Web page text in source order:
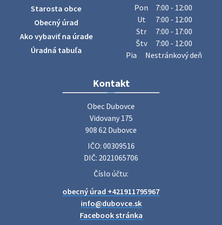
Obecný úrad oznamuje občanom, že v stredu 29. júla 2026
sa v našej obci uskutoční zber železa. Pracovníci Obecného
úradu budú od 8.00 hod. prechádzať obcou a zbierať
železný odpad …
27. júla 2026 06:31
Zájazd do Veľkého Medera
Základná organizácia Únie žien Slovenska Dubovce
srdečne pozýva svoje členky, ich rodinných príslušníkov aj
priateľov na jednodňový zájazd na termálne kúpalisko
Poradne komplexnej pomoci
diskrétne komplexné odborné poradenstvo. Tím
odborníkov Vám pomôžte nájsť riešenie v piatich kľúčových
oblastiach: právo rodina a v…
Starosta obce
Obecný úrad
Ako vybaviť na úrade
Úradná tabuľa
Pon
7:00 - 12:00
Ut
7:00 - 12:00
Str
7:00 - 17:00
Štv
7:00 - 12:00
Pia
Nestránkový deň
Kontakt
Obec Dubovce
Vidovany 175
908 62 Dubovce
IČO: 00309516
DIČ: 2021065706
Číslo účtu:
obecný úrad +421911795967
info@dubovce.sk
Facebook stránka